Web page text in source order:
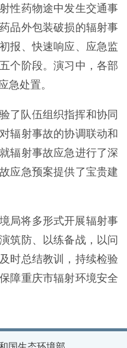
性药物途中发生交通事
品外包装破损的辐射事
报、快速响应、应急监
个阶段。演习中，各部
急处置。
了队伍组织指挥和协同
辐射事故的协调联动和
辐射事故应急进行了深
应急预案提供了宝贵建
局将多形式开展辐射事
筑防、以练备战，以问
时总结教训，持续检验
障重庆市辐射环境安全